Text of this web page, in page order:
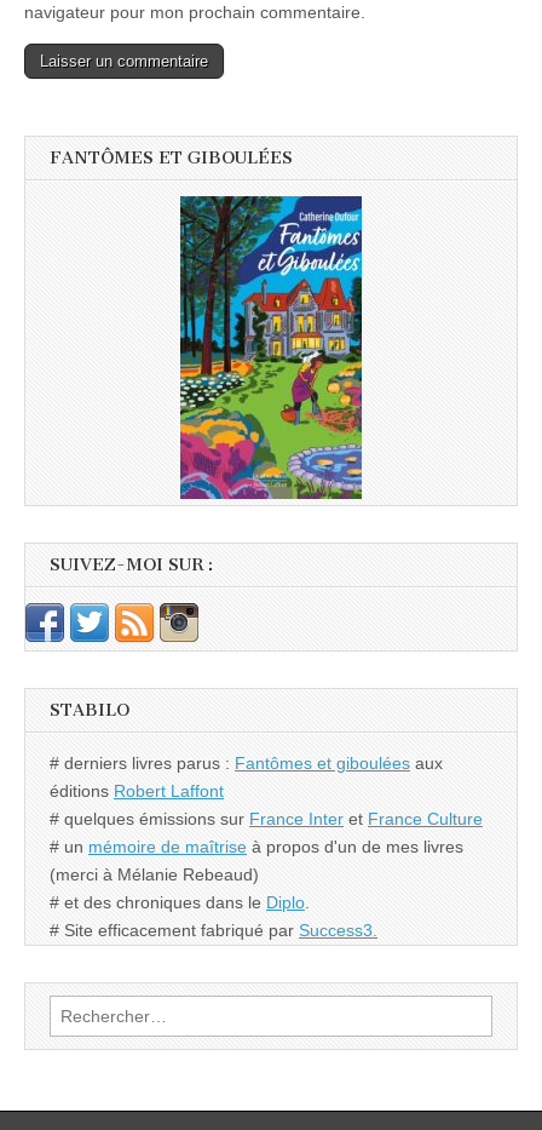
navigateur pour mon prochain commentaire.
FANTÔMES ET GIBOULÉES
SUIVEZ-MOI SUR :
STABILO
# derniers livres parus : Fantômes et giboulées aux
éditions Robert Laffont
# quelques émissions sur France Inter et France Culture
# un mémoire de maîtrise à propos d'un de mes livres
(merci à Mélanie Rebeaud)
# et des chroniques dans le Diplo
# Site efficacement fabriqué par Success3.
Rechercher :